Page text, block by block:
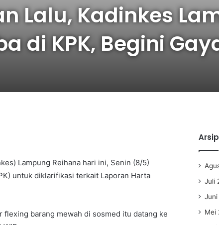
Lalu, Kadinkes
di KPK, Begini
Lampung Reihana hari ini, Senin (8/5)
untuk diklarifikasi terkait Laporan Harta
barang mewah di sosmed itu datang ke
Arsip
Juli
Mei